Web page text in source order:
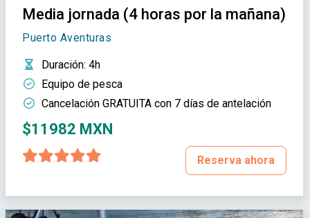
Media jornada (4 horas por la mañana)
Puerto Aventuras
Duración: 4h
Equipo de pesca
Cancelación GRATUITA con 7 días de antelación
$11982 MXN
Reserva ahora